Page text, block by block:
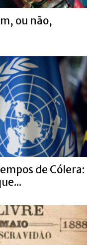
ou não,
de Cólera: